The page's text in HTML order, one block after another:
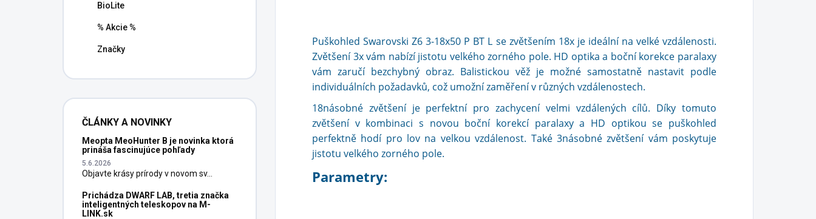
BioLite
% Akcie %
Značky
ČLÁNKY A NOVINKY
Meopta MeoHunter B je novinka ktorá
prináša fascinujúce pohľady
5.6.2026
Objavte krásy prírody v novom sv...
Prichádza DWARF LAB, tretia značka
inteligentných teleskopov na M-
LINK.sk
Puškohled Swarovski Z6 3-18x50 P BT L se zvětšením 18x je ideální na velké vzdálenosti.
Zvětšení 3x vám nabízí jistotu velkého zorného pole. HD optika a boční korekce paralaxy
vám zaručí bezchybný obraz. Balistickou věž je možné samostatně nastavit podle
individuálních požadavků, což umožní zaměření v různých vzdálenostech.
18násobné zvětšení je perfektní pro zachycení velmi vzdálených cílů. Díky tomuto
zvětšení v kombinaci s novou boční korekcí paralaxy a HD optikou se puškohled
perfektně hodí pro lov na velkou vzdálenost. Také 3násobné zvětšení vám poskytuje
jistotu velkého zorného pole.
Parametry: